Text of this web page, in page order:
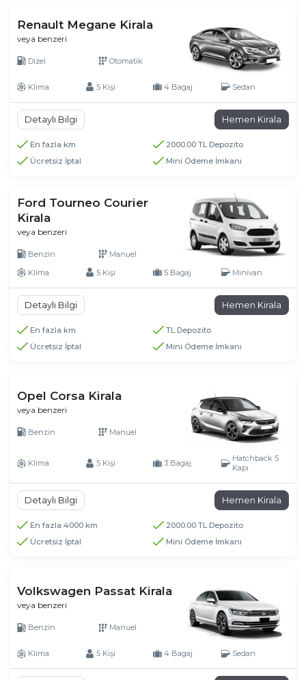
Renault Megane Kirala
veya benzeri
Dizel Otomatik
Klima 5 Kişi 4 Bagaj Sedan
Detaylı Bilgi Hemen Kirala
En fazla km
2000.00 TL Depozito
Ücretsiz İptal
Mini Ödeme İmkanı
Ford Tourneo Courier
Kirala
veya benzeri
Benzin
Manuel
Klima
5 Kişi 5 Bagaj Minivan
Detaylı Bilgi Hemen Kirala
En fazla km
TL Depozito
Ücretsiz İptal
Mini Ödeme İmkanı
Opel Corsa Kirala
veya benzeri
Benzin Manuel
Klima 5 Kişi 3 Bagaj
Hatchback 5
Kapı
Detaylı Bilgi Hemen Kirala
En fazla 4000 km
2000.00 TL Depozito
Ücretsiz İptal
Mini Ödeme İmkanı
Volkswagen Passat Kirala
veya benzeri
Benzin Manuel
Klima 5 Kişi 4 Bagaj Sedan